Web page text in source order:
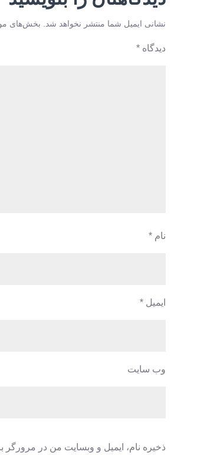
نشانی ایمیل شما منتشر نخواهد شد. بخش‌های
دیدگاه *
نام *
ایمیل *
وب‌ سایت
ذخیره نام، ایمیل و وبسایت من در مرورگر